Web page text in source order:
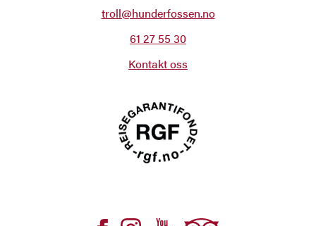
troll@hunderfossen.no
61 27 55 30
Kontakt oss